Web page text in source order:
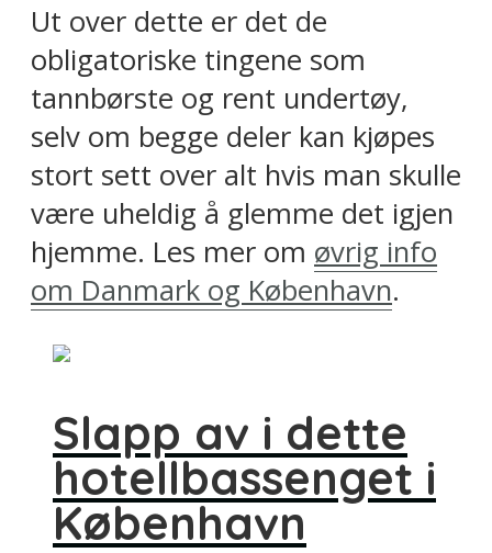
Ut over dette er det de
obligatoriske tingene som
tannbørste og rent undertøy,
selv om begge deler kan kjøpes
stort sett over alt hvis man skulle
være uheldig å glemme det igjen
hjemme. Les mer om øvrig info
om Danmark og København.
Slapp av i dette
hotellbassenget i
København